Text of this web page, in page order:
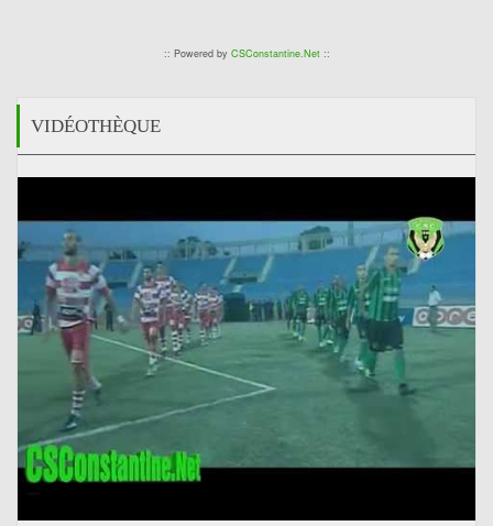
:: Powered by CSConstantine.Net::
VIDÉOTHÈQUE